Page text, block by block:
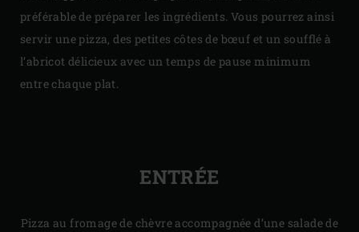
préférable de préparer les ingrédients. Vous pourrez ainsi
servir une pizza, des petites côtes de bœuf et un soufflé à
l’abricot délicieux avec un temps de pause minimum
entre chaque plat.
ENTRÉE
Pizza au fromage de chèvre accompagnée d’une salade de